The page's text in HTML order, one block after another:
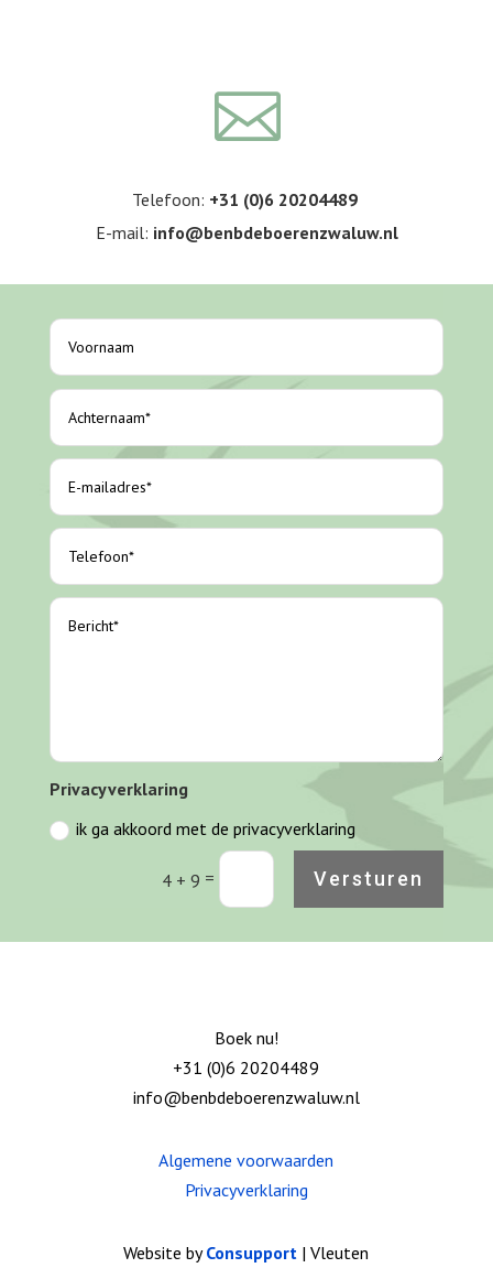

Telefoon: +31 (0)6 20204489
E-mail: info@benbdeboerenzwaluw.nl
Privacyverklaring
ik ga akkoord met de privacyverklaring
4 + 9 = Versturen
Boek nu!
+31 (0)6 20204489
info@benbdeboerenzwaluw.nl
Algemene voorwaarden
Privacyverklaring
Website byConsupport | Vleuten